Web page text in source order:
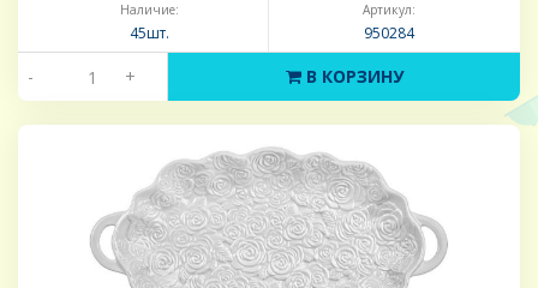
Наличие:
45шт.
Артикул:
950284
- + В КОРЗИНУ